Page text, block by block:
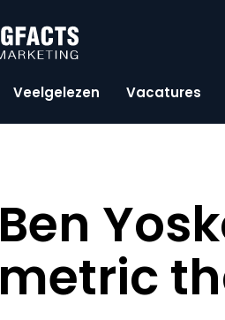
Veelgelezen Vacatures
Ben
metric